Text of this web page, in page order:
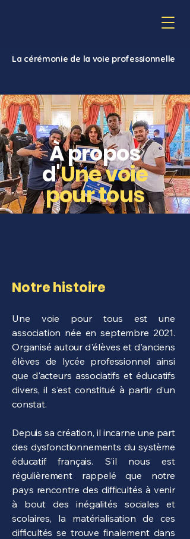
La cérémonie de la voie professionnelle
À propos
d'Une voie
pour tous
Notre histoire
Une voie pour tous est une
association née en septembre 2021.
Organisé autour d'élèves et d'anciens
élèves de lycée professionnel ainsi
que d'acteurs associatifs et éducatifs
divers, il s'est constitué à partir d'un
constat.
Depuis sa création, il incarne une part
des dysfonctionnements du système
éducatif français. S'il nous est
régulièrement rappelé que notre
pays rencontre des difficultés à venir
à bout des inégalités sociales et
scolaires, la matérialisation de ces
difficultés se trouve finalement dans